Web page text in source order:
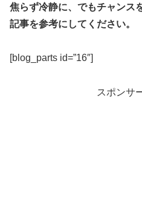
焦らず冷静に、でもチャンス
記事を参考にしてください。
[blog_parts id=”16″]
スポンサ